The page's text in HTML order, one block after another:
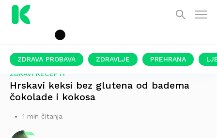
ZDRAVA PROBAVA ZDRAVLJE PREHRANA
ZDRAVI RECEPTI
Hrskavi keksi bez glutena od badema
čokolade i kokosa
1 min čitanja